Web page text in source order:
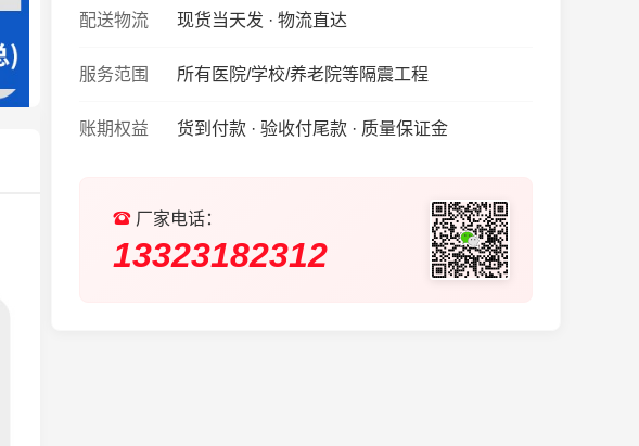
配送物流 现货当天发 · 物流直达
服务范围 所有医院/学校/养老院等隔震工程
账期权益 货到付款 · 验收付尾款 · 质量保证金
厂家电话：
13323182312